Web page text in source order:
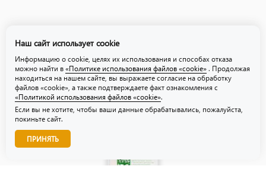
Политика использования файлов «cookie»
Звоните нам!
Наш сайт использует cookie
Информацию о cookie, целях их использования и способах отказа
можно найти в «Политике использования файлов «cookie» . Продолжая
находиться на нашем сайте, вы выражаете согласие на обработку
файлов «cookie», а также подтверждаете факт ознакомления с
«Политикой использования файлов «cookie».
Если вы не хотите, чтобы ваши данные обрабатывались, пожалуйста,
покиньте сайт.
ПРИНЯТЬ